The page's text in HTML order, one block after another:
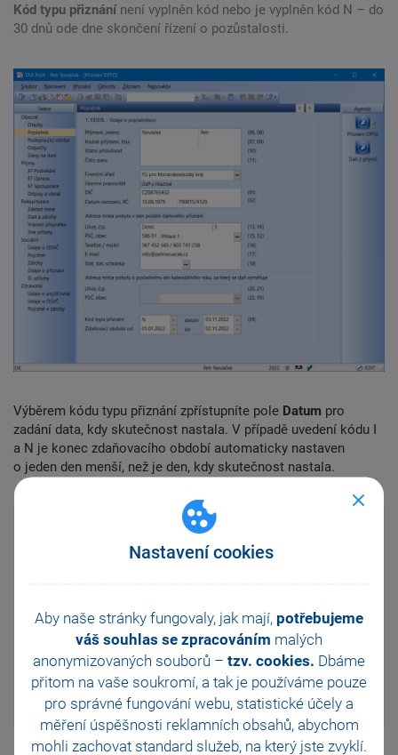
Nastavení cookies
Aby naše stránky fungovaly, jak mají, potřebujeme
váš souhlas se zpracováním malých
anonymizovaných souborů – tzv. cookies. Dbáme
přitom na vaše soukromí, a tak je používáme pouze
pro správné fungování webu, statistické účely a
měření úspěšnosti reklamních obsahů, abychom
mohli zachovat standard služeb, na který jste zvyklí.
Kód typu přiznání není vyplněn kód nebo je vyplněn kód N – do
30 dnů ode dne skončení řízení o pozůstalosti.
Výběrem kódu typu přiznání zpřístupníte pole Datum pro
zadání data, kdy skutečnost nastala. V případě uvedení kódu I
a N je konec zdaňovacího období automaticky nastaven
o jeden den menší, než je den, kdy skutečnost nastala.